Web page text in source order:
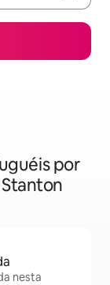
por
nesta